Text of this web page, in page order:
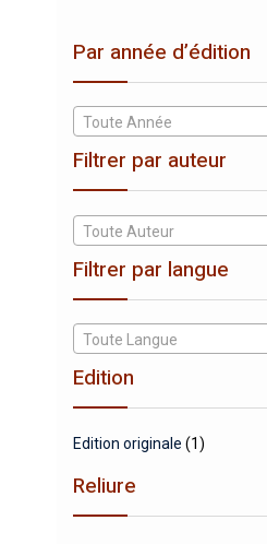
Par année d’édition
Toute Année
Filtrer par auteur
Toute Auteur
Filtrer par langue
Toute Langue
Edition
Edition originale (1)
Reliure